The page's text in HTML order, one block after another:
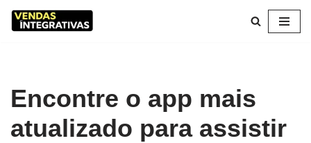
Encontre o app mais
atualizado para assistir